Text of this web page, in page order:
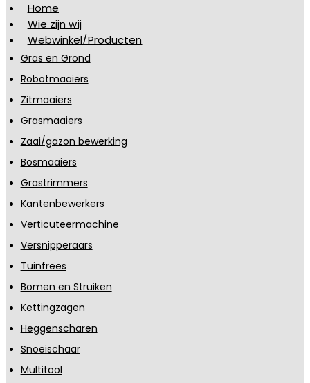
Home
Wie zijn wij
Webwinkel/Producten
Gras en Grond
Robotmaaiers
Zitmaaiers
Grasmaaiers
Zaai/gazon bewerking
Bosmaaiers
Grastrimmers
Kantenbewerkers
Verticuteermachine
Versnipperaars
Tuinfrees
Bomen en Struiken
Kettingzagen
Heggenscharen
Snoeischaar
Multitool